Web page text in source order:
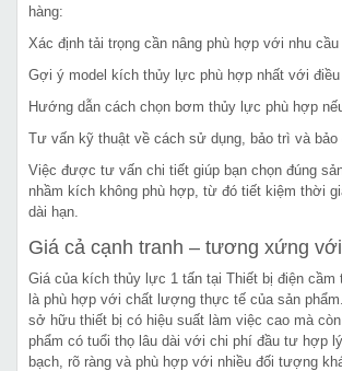
hàng:
Xác định tải trọng cần nâng phù hợp với nhu
Gợi ý model kích thủy lực phù hợp nhất với
Hướng dẫn cách chọn bơm thủy lực phù hợp
Tư vấn kỹ thuật về cách sử dụng, bảo trì và
Việc được tư vấn chi tiết giúp bạn chọn đúng
nhầm kích không phù hợp, từ đó tiết kiệm thời
dài hạn.
Giá cả cạnh tranh – tương xứng
Giá của kích thủy lực 1 tấn tại Thiết bị điện cầm
là phù hợp với chất lượng thực tế của sản
sở hữu thiết bị có hiệu suất làm việc cao mà
phẩm có tuổi thọ lâu dài với chi phí đầu tư hợp
bạch, rõ ràng và phù hợp với nhiều đối tượng